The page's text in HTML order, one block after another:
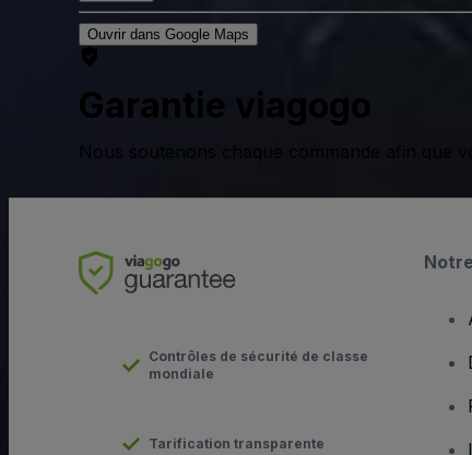
Ouvrir dans Google Maps
Garantie viagogo
Nous soutenons chaque commande afin que
Contrôles de sécurité de classe
mondiale
Tarification transparente